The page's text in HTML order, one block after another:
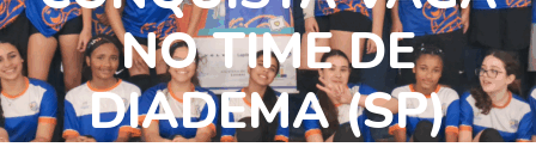
NO TIME DE
DIADEMA (SP)